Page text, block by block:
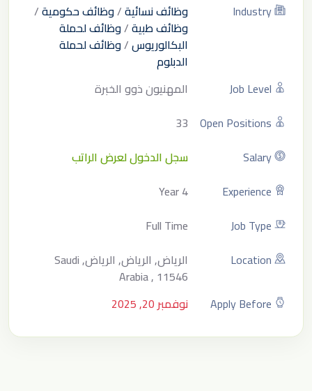
Industry وظائف نسائية/وظائف حكومية/
وظائف طبية/وظائف لحملة
البكالوريوس/وظائف لحملة
الدبلوم
Job Level
المهنيون ذوو الخبرة
Open Positions
33
Salary
سجل الدخول لعرض الراتب
Experience
4 Year
Job Type
Full Time
Location
الرياض, الرياض, الرياض, Saudi
Arabia , 11546
Apply Before
نوفمبر 20, 2025